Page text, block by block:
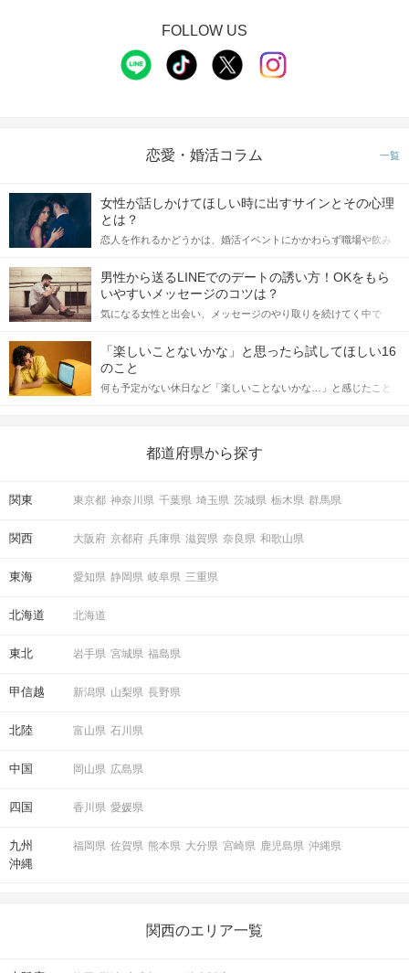
FOLLOW US
恋愛・婚活コラム 一覧
女性が話しかけてほしい時に出すサインとその心理
とは？
恋人を作れるかどうかは、婚活イベントにかかわらず職場や飲み
てアプローチできるかにも左右されます。 これから恋人作りを本
格的に始めようとしている方は、女性が異性を求めて出すサイン
をしっかりと理解し、正しい行動に移せるかどうかが重要。 この
記事では、女性が話しかけて欲しい時に出すサインとその心理を
合にどのような行動に繋げるべきかをご紹介していきます。
男性から送るLINEでのデートの誘い方！OKをもら
いやすいメッセージのコツは？
気になる女性と出会い、メッセージのやり取りを続けてく中で
しかし、中には「どう誘ったらいいの？」とお困りの男性もいら
っしゃるのではないでしょうか。 そこで今回は、男性から女性へ
送るLINEでのデートの誘い方のコツをご紹介します。例文も混じ
えながら解説するので、ぜひ参考にしてください。
「楽しいことないかな」と思ったら試してほしい16
のこと
何も予定がない休日など「楽しいことないかな…」と感じたこと
の楽しいことアイデアを集めました♪ いままさに楽しいことを探し
都道府県から探す
関東 東京都 神奈川県 千葉県 埼玉県 茨城県 栃木県 群馬県
関西 大阪府 京都府 兵庫県 滋賀県 奈良県 和歌山県
東海 愛知県 静岡県 岐阜県 三重県
北海道 北海道
東北 岩手県 宮城県 福島県
甲信越 新潟県 山梨県 長野県
北陸 富山県 石川県
中国 岡山県 広島県
四国 香川県 愛媛県
九州
沖縄
福岡県 佐賀県 熊本県 大分県 宮崎県 鹿児島県 沖縄県
関西のエリア一覧